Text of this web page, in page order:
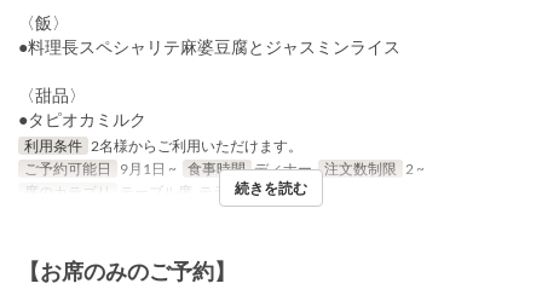
〈飯〉
●料理長スペシャリテ麻婆豆腐とジャスミンライス
〈甜品〉
●タピオカミルク
利用条件 2名様からご利用いただけます。
ご予約可能日
9月1日 ~ 食事時間 ディナー 注文数制限 2 ~
席のカテゴリ
テーブル席, テラス席続きを読む
【お席のみのご予約】